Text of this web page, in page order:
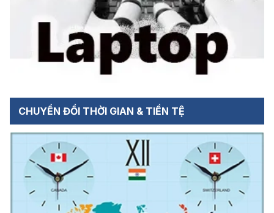
CHUYỂN ĐỔI THỜI GIAN & TIỀN TỆ